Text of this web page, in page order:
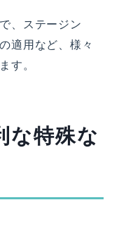
、ステージン
適用など、様々
す。
な特殊な